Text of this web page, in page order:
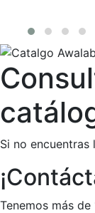
Si no encuentras
Tenemos más